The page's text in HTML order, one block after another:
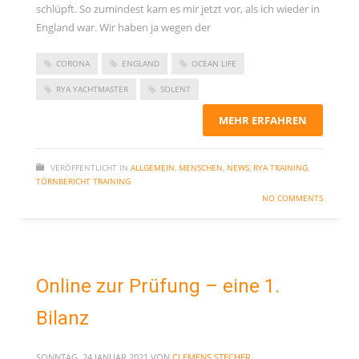
November 2023
September 2023
Juni 2023
Mai 2023
September 2022
Juni 2022
Juni 2021
Mai 2021
schlüpft. So zumindest kam es mir jetzt vor, als ich wieder in
England war. Wir haben ja wegen der
CORONA ENGLAND OCEAN LIFE
RYA YACHTMASTER SOLENT
MEHR ERFAHREN
VERÖFFENTLICHT IN ALLGEMEIN, MENSCHEN, NEWS, RYA TRAINING,
TÖRNBERICHT TRAINING
NO COMMENTS
Online zur Prüfung – eine 1.
Bilanz